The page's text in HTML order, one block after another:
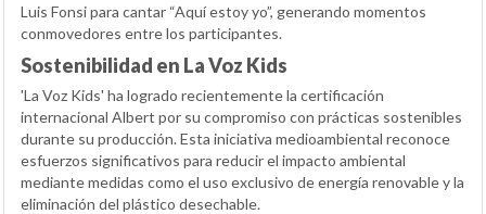
Luis Fonsi para cantar “Aquí estoy yo”, generando momentos
conmovedores entre los participantes.
Sostenibilidad en La Voz Kids
'La Voz Kids' ha logrado recientemente la certificación
internacional Albert por su compromiso con prácticas sostenibles
durante su producción. Esta iniciativa medioambiental reconoce
esfuerzos significativos para reducir el impacto ambiental
mediante medidas como el uso exclusivo de energía renovable y la
eliminación del plástico desechable.